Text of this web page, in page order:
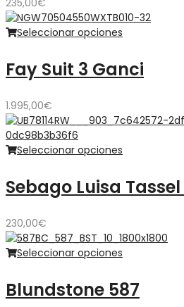
235,00€
Seleccionar opciones
Fay Suit 3 Ganci
1.995,00€
Seleccionar opciones
Sebago Luisa
230,00€
Seleccionar opciones
Blundstone 587